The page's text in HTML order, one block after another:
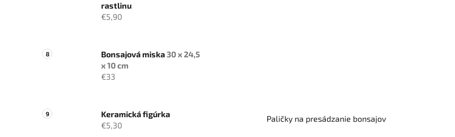
rastlinu
€5,90
Bonsajová miska30 x 24,5
x 10 cm
€33
Keramická figúrka
€5,30
Paličky na presádzanie bonsajov